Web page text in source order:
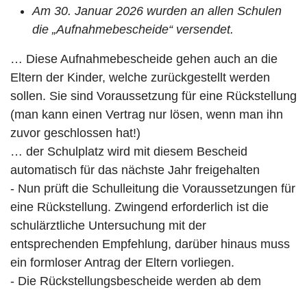
Am 30. Januar 2026 wurden an allen Schulen
die „Aufnahmebescheide“ versendet.
… Diese Aufnahmebescheide gehen auch an die
Eltern der Kinder, welche zurückgestellt werden
sollen. Sie sind Voraussetzung für eine Rückstellung
(man kann einen Vertrag nur lösen, wenn man ihn
zuvor geschlossen hat!)
… der Schulplatz wird mit diesem Bescheid
automatisch für das nächste Jahr freigehalten
- Nun prüft die Schulleitung die Voraussetzungen für
eine Rückstellung. Zwingend erforderlich ist die
schulärztliche Untersuchung mit der
entsprechenden Empfehlung, darüber hinaus muss
ein formloser Antrag der Eltern vorliegen.
- Die Rückstellungsbescheide werden ab dem